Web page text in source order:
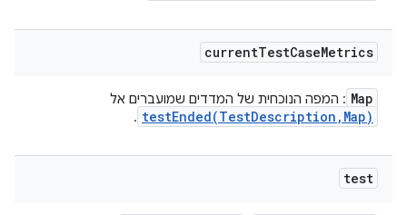
currentTestCaseMetrics
Map : המפה הנוכחית של המדדים שמועברים אל
testEnded(TestDescription , Map)
.
test